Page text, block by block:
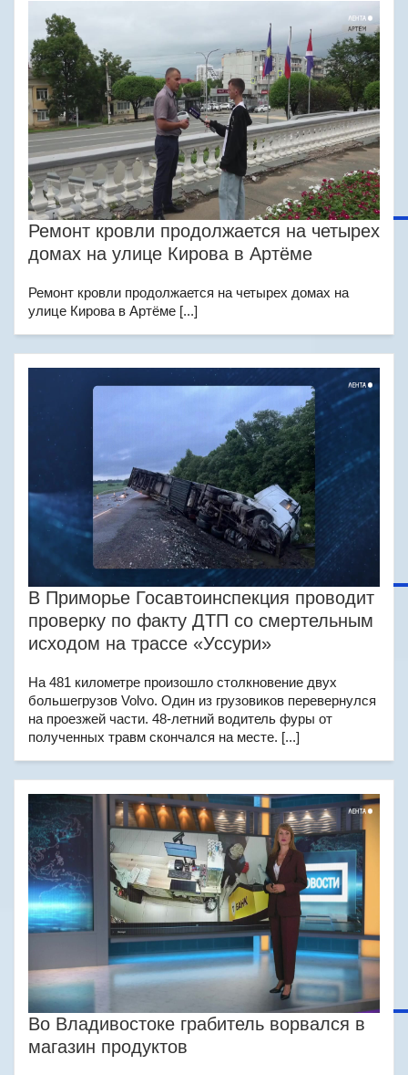
Ремонт кровли продолжается на четырех
домах на улице Кирова в Артёме
Ремонт кровли продолжается на четырех домах на
улице Кирова в Артёме [...]
В Приморье Госавтоинспекция проводит
проверку по факту ДТП со смертельным
исходом на трассе «Уссури»
На 481 километре произошло столкновение двух
большегрузов Volvo. Один из грузовиков перевернулся
на проезжей части. 48‑летний водитель фуры от
полученных травм скончался на месте. [...]
Во Владивостоке грабитель ворвался в
магазин продуктов